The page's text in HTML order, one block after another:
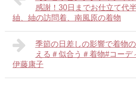
感謝！30日までお仕立て代
紬、紬の訪問着、南風原の着物
季節の日差しの影響で着物
える＃似合う＃着物#コーデ
伊藤康子